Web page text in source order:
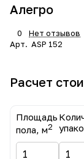
Алегро
0
Нет отзывов
Арт. ASP 152
Расчет
Площадь
пола, м2